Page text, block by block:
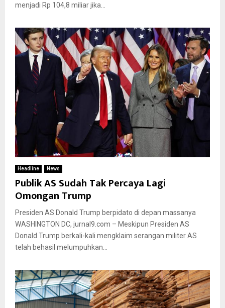
menjadi Rp 104,8 miliar jika...
Headline News
Publik AS Sudah Tak Percaya Lagi
Omongan Trump
Presiden AS Donald Trump berpidato di depan massanya
WASHINGTON DC, jurnal9.com – Meskipun Presiden AS
Donald Trump berkali-kali mengklaim serangan militer AS
telah behasil melumpuhkan...